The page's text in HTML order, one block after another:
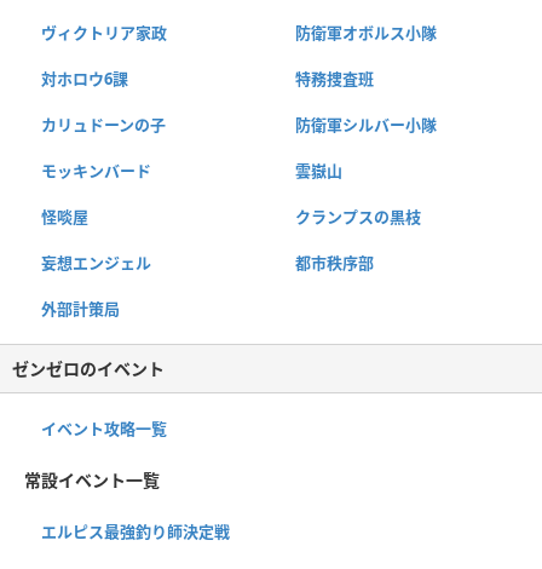
ヴィクトリア家政 防衛軍オボルス小隊
対ホロウ6課 特務捜査班
カリュドーンの子 防衛軍シルバー小隊
モッキンバード 雲嶽山
怪啖屋 クランプスの黒枝
妄想エンジェル 都市秩序部
外部計策局
ゼンゼロのイベント
イベント攻略一覧
常設イベント一覧
エルピス最強釣り師決定戦